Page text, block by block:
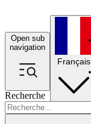
Open sub
navigation
Recherche
Français